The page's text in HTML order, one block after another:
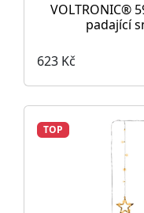
VOLTRONIC®
padající
623 Kč
TOP